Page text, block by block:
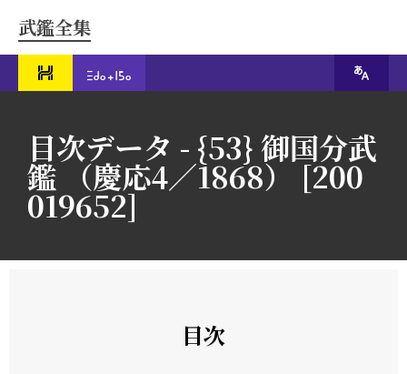
武鑑全集
目次データ - {53} 御国分武
鑑 （慶応4／1868） [200
019652]
目次